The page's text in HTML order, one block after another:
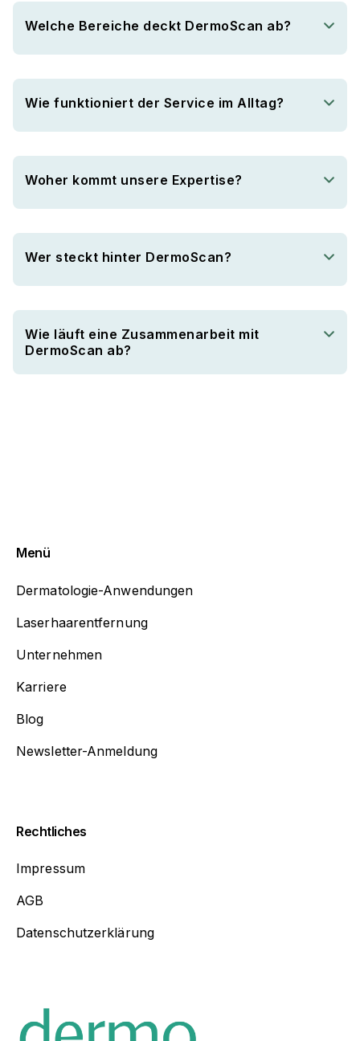
Welche Bereiche deckt DermoScan ab?
Wie funktioniert der Service im Alltag?
Woher kommt unsere Expertise?
Wer steckt hinter DermoScan?
Wie läuft eine Zusammenarbeit mit
DermoScan ab?
Menü
Dermatologie-Anwendungen
Laserhaarentfernung
Unternehmen
Karriere
Blog
Newsletter-Anmeldung
Rechtliches
Impressum
AGB
Datenschutzerklärung